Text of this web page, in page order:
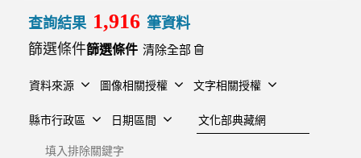
查詢結果 1,916 筆資料
篩選條件
清除全部
資料來源 圖像相關授權 文字相關授權
縣市行政區 日期區間
建檔單位
排除關鍵字